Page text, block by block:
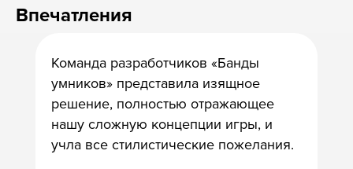
Впечатления
Команда разработчиков «Банды
умников» представила изящное
решение, полностью отражающее
нашу сложную концепции игры, и
учла все стилистические пожелания.